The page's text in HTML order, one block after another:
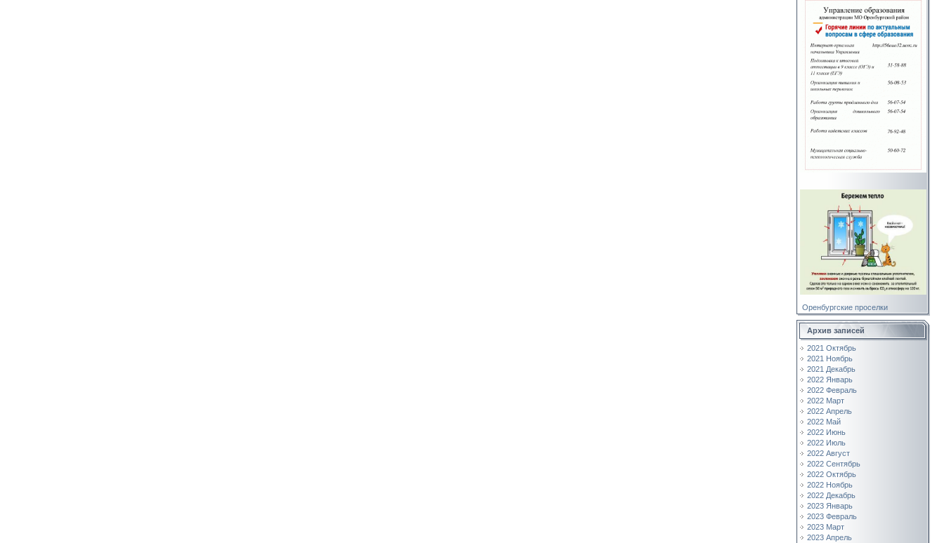
Оренбургские проселки
Архив записей
2021 Октябрь
2021 Ноябрь
2021 Декабрь
2022 Январь
2022 Февраль
2022 Март
2022 Апрель
2022 Май
2022 Июнь
2022 Июль
2022 Август
2022 Сентябрь
2022 Октябрь
2022 Ноябрь
2022 Декабрь
2023 Январь
2023 Февраль
2023 Март
2023 Апрель